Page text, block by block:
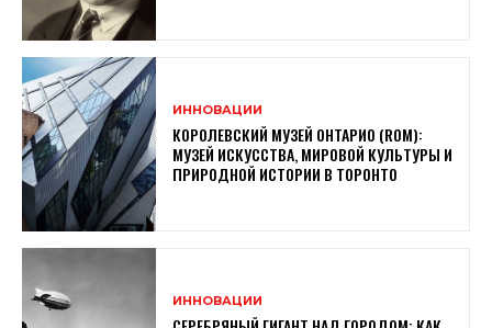
ИННОВАЦИИ
КОРОЛЕВСКИЙ МУЗЕЙ ОНТАРИО (ROM):
МУЗЕЙ ИСКУССТВА, МИРОВОЙ КУЛЬТУРЫ И
ПРИРОДНОЙ ИСТОРИИ В ТОРОНТО
ИННОВАЦИИ